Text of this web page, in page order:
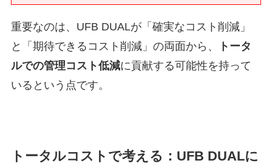
重要なのは、UFB DUALが「確実なコスト削減」
と「期待できるコスト削減」の両面から、
トータ
ルでの管理コスト低減に貢献する可能性を持って
いるという点です。
トータルコストで考える：UFB DUALに